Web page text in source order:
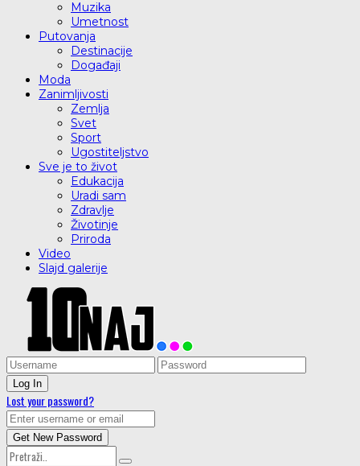
Muzika
Umetnost
Putovanja
Destinacije
Događaji
Moda
Zanimljivosti
Zemlja
Svet
Sport
Ugostiteljstvo
Sve je to život
Edukacija
Uradi sam
Zdravlje
Životinje
Priroda
Video
Slajd galerije
Lost your password?